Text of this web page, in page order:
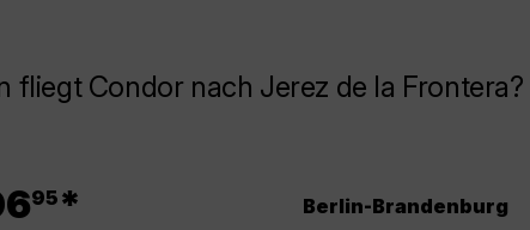
fliegt Condor nach Jerez de la Frontera?
95 * Berlin-Brandenburg